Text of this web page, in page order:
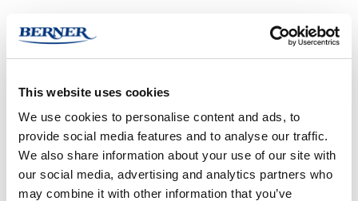
This website uses cookies
We use cookies to personalise content and ads, to
provide social media features and to analyse our traffic.
We also share information about your use of our site with
our social media, advertising and analytics partners who
may combine it with other information that you’ve
Varastosaldo:
Pienin mahdollinen tilausmäärä:1 KPL
Tuotteen myyntierä:1 KPL
Kun tilaat tuotteita yli määritellyn myyntierän, pyöristetään määrä aina
seuraavaan täyteen myyntierään